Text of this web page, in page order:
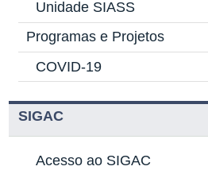
Unidade SIASS
Programas e Projetos
COVID-19
SIGAC
Acesso ao SIGAC